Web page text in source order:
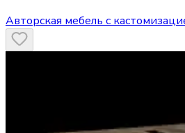
Авторская мебель с